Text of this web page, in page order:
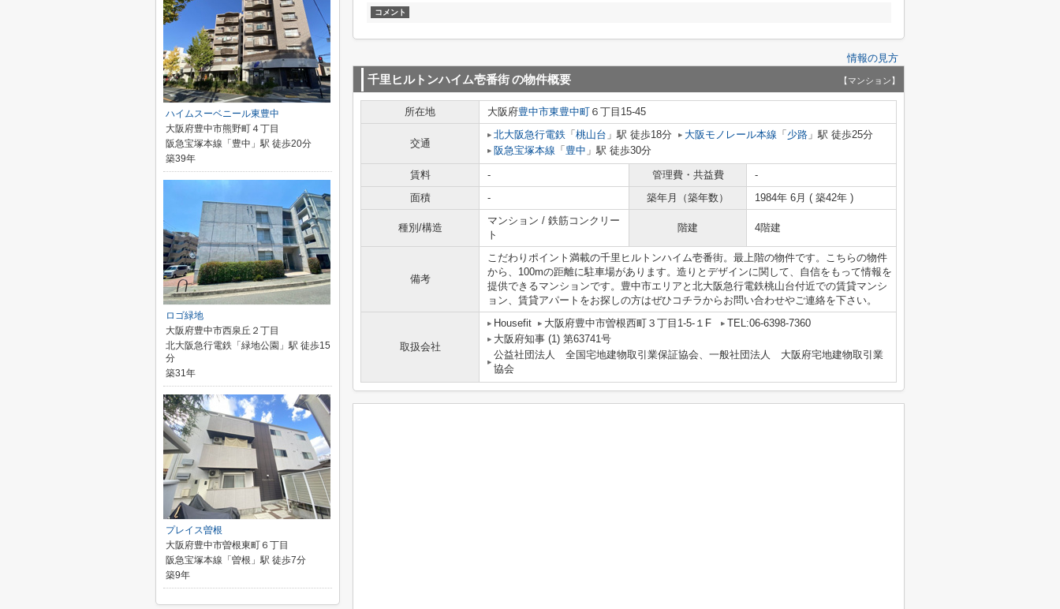
コメント
情報の見方
千里ヒルトンハイム壱番街の物件概要 【マンション】
所在地 大阪府豊中市東豊中町 ６丁目15-45
交通
北大阪急行電鉄 「 桃山台 」駅 徒歩18分 大阪モノレール本線 「 少路 」駅 徒歩25分
阪急宝塚本線 「 豊中 」駅 徒歩30分
賃料 - 管理費・共益費
-
面積
- 築年月（築年数） 1984年 6月 ( 築42年 )
種別/構造
マンション / 鉄筋コンクリー
ト
階建 4階建
備考
こだわりポイント満載の千里ヒルトンハイム壱番街。最上階の物件です。こちらの物件
から、100mの距離に駐車場があります。造りとデザインに関して、自信をもって情報を
提供できるマンションです。豊中市エリアと北大阪急行電鉄桃山台付近での賃貸マンシ
ョン、賃貸アパートをお探しの方はぜひコチラからお問い合わせやご連絡を下さい。
取扱会社
Housefit 大阪府豊中市曽根西町３丁目1-5-１F
TEL:06-6398-7360
大阪府知事 (1) 第63741号
公益社団法人 全国宅地建物取引業保証協会、一般社団法人 大阪府宅地建物取引業
協会
ハイムスーベニール東豊中
大阪府豊中市熊野町４丁目
阪急宝塚本線「豊中」駅 徒歩20分
築39年
ロゴ緑地
大阪府豊中市西泉丘２丁目
北大阪急行電鉄「緑地公園」駅 徒歩15
分
築31年
プレイス曽根
大阪府豊中市曽根東町６丁目
阪急宝塚本線「曽根」駅 徒歩7分
築9年